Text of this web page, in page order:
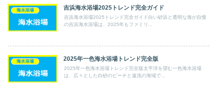
海水浴場 吉浜海水浴場2025トレンド完全ガイド
吉浜海水浴場2025トレンド完全ガイド白い砂浜と透明な海が自慢
の吉浜海水浴場は、2025年もファミリ...
海水浴場 2025年一色海水浴場トレンド完全版
2025年一色海水浴場トレンド完全版太平洋を望む一色海水浴場
は、広々とした白砂のビーチと遠浅の海域で...